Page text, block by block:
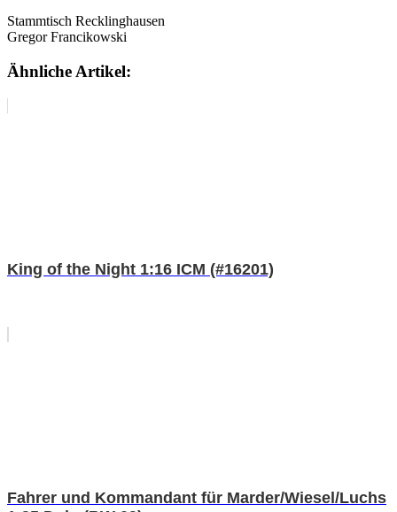
Stammtisch Recklinghausen
Gregor Francikowski
Ähnliche Artikel:
King of the Night 1:16 ICM (#16201)
Fahrer und Kommandant für Marder/Wiesel/Luchs